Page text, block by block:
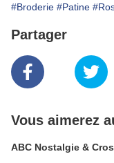
#Broderie #Patine
Partager
Vous aimerez
ABC Nostalgie &